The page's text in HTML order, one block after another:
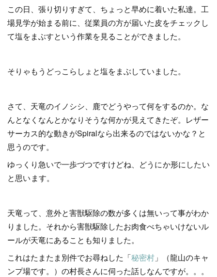
この日、張り切りすぎて、ちょっと早めに着いた私達。工
場見学が始まる前に、従業員の方が届いた皮をチェックし
て塩をまぶすという作業を見ることができました。
そりゃもうどっこらしょと塩をまぶしていました。
さて、天竜のイノシシ、鹿でどうやって何をするのか。な
んとなくなんとかなりそうな何かが見えてきたぞ。レザー
サーカス的な動きがSpiralなら出来るのではないかな？と
思うのです。
ゆっくり急いで一歩づつですけどね、 どうにか形にしたい
と思います。
天竜って、意外と害獣駆除の数が多くは無いって事がわか
りました。それから害獣駆除したお肉食べちゃいけないル
ールが天竜にあることも知りました。
これはたまたま別件でお尋ねした「秘密村 」（龍山のキャ
ンプ場です。）の村長さんに伺った話しなんですが。。。